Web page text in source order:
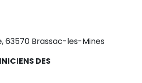
63570 Brassac-les-Mines
DES